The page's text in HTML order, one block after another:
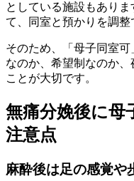
としている施設もあり
て、同室と預かりを調整
そのため、「母子同室可
なのか、希望制なのか
ことが大切です。
無痛分娩後に母
注意点
麻酔後は足の感覚や